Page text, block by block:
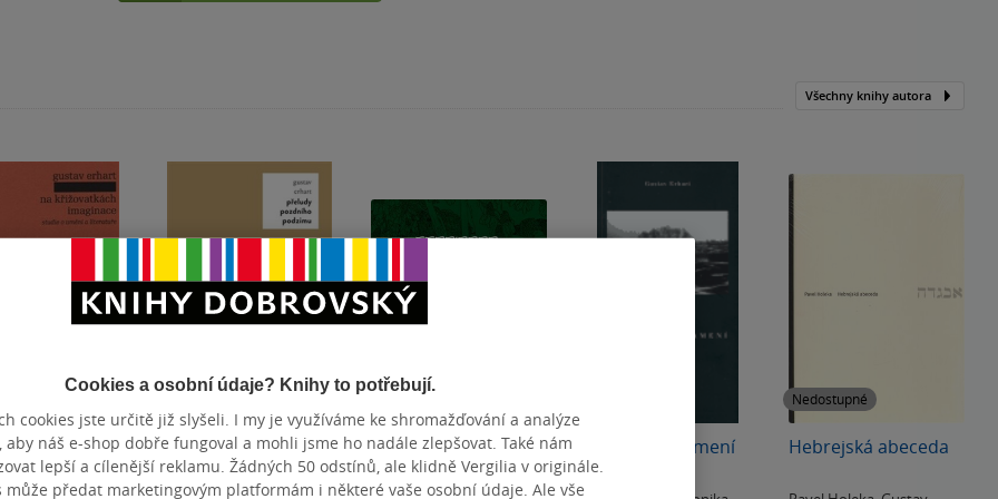
Všechny knihy autora
Přeludy pozdního
podzimu
Ferdinand Staeger Podvojná znamení
Nedostupné
Hebrejská abeceda
Cookies a osobní údaje? Knihy to potřebují.
cookies jste určitě již slyšeli. I my je využíváme ke shromažďování a analýze
aby náš e-shop dobře fungoval a mohli jsme ho nadále zlepšovat. Také nám
lepší a cílenější reklamu. Žádných 50 odstínů, ale klidně Vergilia v originále.
může předat marketingovým platformám i některé vaše osobní údaje. Ale vše